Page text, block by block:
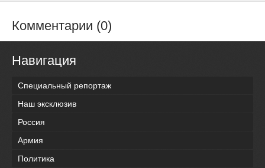
Комментарии (0)
Навигация
Специальный репортаж
Наш эксклюзив
Россия
Армия
Политика